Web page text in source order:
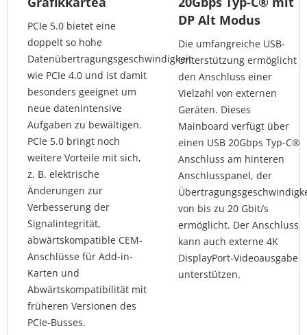
PCIe 5.0 bietet eine
doppelt so hohe
Datenübertragungsgeschwindigkeit
wie PCIe 4.0 und ist damit
besonders geeignet um
neue datenintensive
Aufgaben zu bewältigen.
PCIe 5.0 bringt noch
weitere Vorteile mit sich,
z. B. elektrische
Änderungen zur
Verbesserung der
Signalintegrität,
abwärtskompatible CEM-
Anschlüsse für Add-in-
Karten und
Abwärtskompatibilität mit
früheren Versionen des
PCIe-Busses.
DP Alt Modus
Die umfangreiche USB-
Unterstützung ermöglicht
den Anschluss einer
Vielzahl von externen
Geräten. Dieses
Mainboard verfügt über
einen USB 20Gbps Typ-C®
Anschluss am hinteren
Anschlusspanel, der
von bis zu 20 Gbit/s
ermöglicht. Der Anschluss
kann auch externe 4K
DisplayPort-Videoausgabe
unterstützen.